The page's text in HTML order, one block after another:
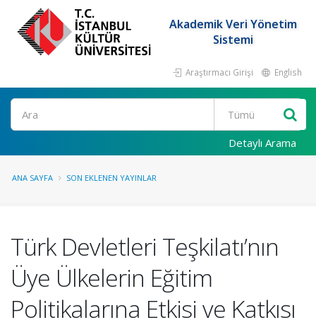
Akademik Veri Yönetim
Sistemi
Araştırmacı Girişi English
Ara
Detaylı Arama
ANA SAYFA SON EKLENEN YAYINLAR
Türk Devletleri Teşkilatı’nın
Üye Ülkelerin Eğitim
Politikalarına Etkisi ve Katkısı